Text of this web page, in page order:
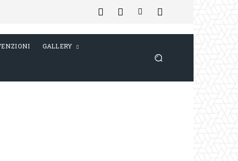
GALLERY